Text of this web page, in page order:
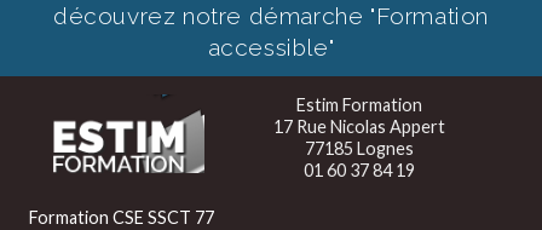
découvrez notre démarche "Formation
accessible"
Estim Formation
17 Rue Nicolas Appert
77185 Lognes
01 60 37 84 19
Formation CSE SSCT 77